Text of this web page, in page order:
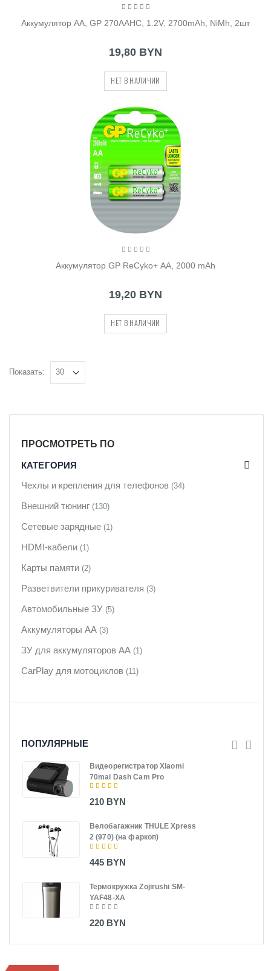
Аккумулятор AA, GP 270AAHC, 1.2V, 2700mAh, NiMh, 2шт
19,80 BYN
НЕТ В НАЛИЧИИ
Аккумулятор GP ReCyko+ AA, 2000 mAh
19,20 BYN
НЕТ В НАЛИЧИИ
Показать:
ПРОСМОТРЕТЬ ПО
КАТЕГОРИЯ
Чехлы и крепления для телефонов (34)
Внешний тюнинг (130)
Сетевые зарядные (1)
HDMI-кабели (1)
Карты памяти (2)
Разветвители прикуривателя (3)
Автомобильные ЗУ (5)
Аккумуляторы АА (3)
ЗУ для аккумуляторов АА (1)
CarPlay для мотоциклов (11)
ПОПУЛЯРНЫЕ
Видеорегистратор Xiaomi
70mai Dash Cam Pro
210 BYN
Велобагажник THULE Xpress
2 (970) (на фаркоп)
445 BYN
Термокружка Zojirushi SM-
YAF48-XA
220 BYN